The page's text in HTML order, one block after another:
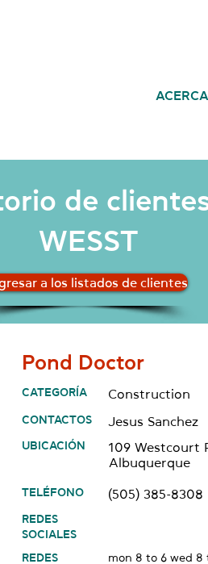
de
WESST
a los listados de clientes
Pond Doctor
CATEGORÍA
CONTACTOS
UBICACIÓN
Construction
Jesus Sanchez
109 Westcourt
TELÉFONO
REDES
SOCIALES
REDES
(505) 385-8308
mon 8 to 6 wed 8
Albuquerque